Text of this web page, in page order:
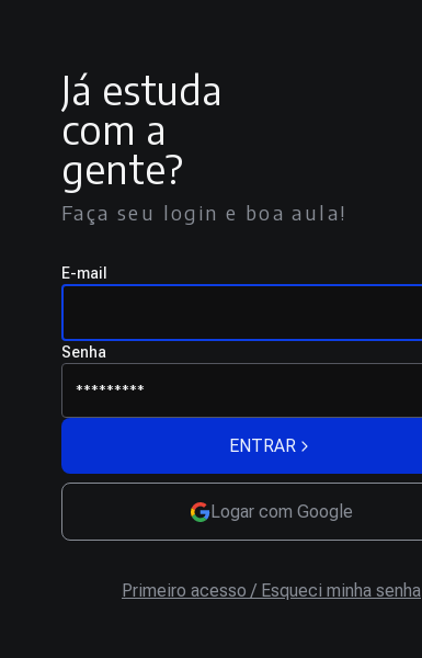
Já estuda
com a
gente?
Faça seu login e boa aula!
E-mail
Senha
ENTRAR
Logar com Google
Primeiro acesso / Esqueci minha senha